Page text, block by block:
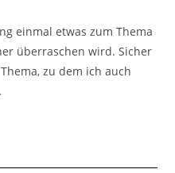
einmal etwas zum Thema
überraschen wird. Sicher
zu dem ich auch